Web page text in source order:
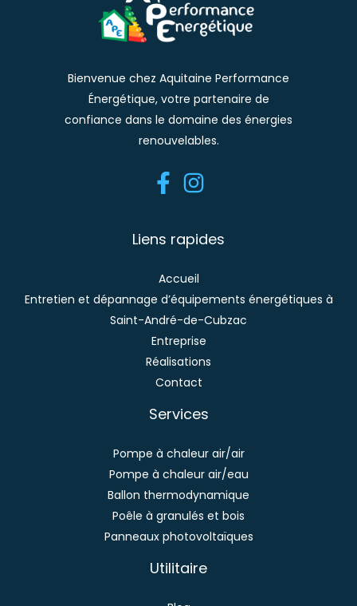
Bienvenue chez Aquitaine Performance
Énergétique, votre partenaire de
confiance dans le domaine des énergies
renouvelables.
Liens rapides
Accueil
Entretien et dépannage d’équipements énergétiques à
Saint-André-de-Cubzac
Entreprise
Réalisations
Contact
Services
Pompe à chaleur air/air
Pompe à chaleur air/eau
Ballon thermodynamique
Poêle à granulés et bois
Panneaux photovoltaïques
Utilitaire